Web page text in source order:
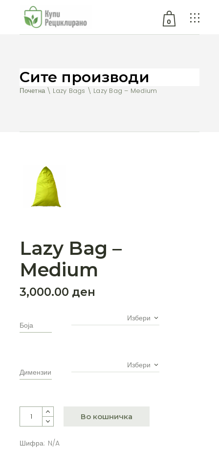
0
Сите производи
Почетна Lazy Bags Lazy Bag – Medium
Lazy Bag –
Medium
3,000.00 ден
Боја
Избери
Димензии
Избери
Lazy Bag - Medium количина
Во кошничка
Шифра: N/A